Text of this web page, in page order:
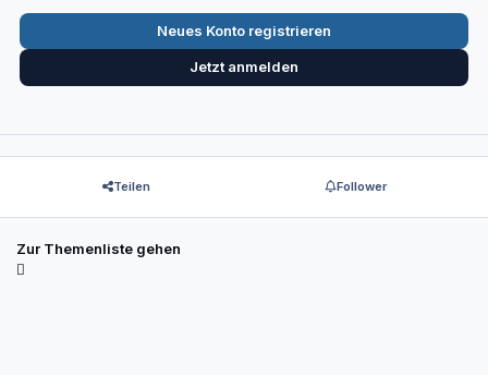
Neues Konto registrieren
Jetzt anmelden
Teilen Follower
Zur Themenliste gehen